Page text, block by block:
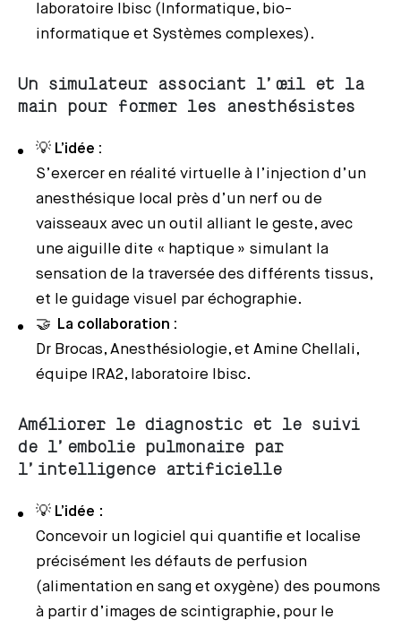
laboratoire Ibisc (Informatique, bio-
informatique et Systèmes complexes).
Un simulateur associant l’œil et la
main pour former les anesthésistes
💡 L’idée :
S’exercer en réalité virtuelle à l’injection d’un
anesthésique local près d’un nerf ou de
vaisseaux avec un outil alliant le geste, avec
une aiguille dite « haptique » simulant la
sensation de la traversée des différents tissus,
et le guidage visuel par échographie.
🤝
La collaboration :
Dr Brocas, Anesthésiologie, et Amine Chellali,
équipe IRA2, laboratoire Ibisc.
Améliorer le diagnostic et le suivi
de l’embolie pulmonaire par
l’intelligence artificielle
💡 L’idée :
Concevoir un logiciel qui quantifie et localise
précisément les défauts de perfusion
(alimentation en sang et oxygène) des poumons
à partir d’images de scintigraphie, pour le